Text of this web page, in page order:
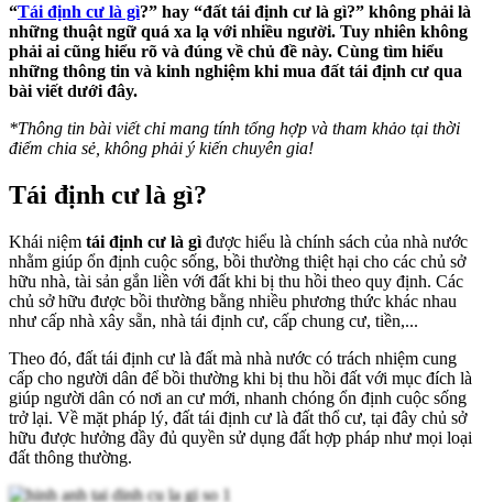
“Tái định cư là gì?” hay “đất tái định cư là gì?” không phải là
những thuật ngữ quá xa lạ với nhiều người. Tuy nhiên không
phải ai cũng hiểu rõ và đúng về chủ đề này. Cùng tìm hiểu
những thông tin và kinh nghiệm khi mua đất tái định cư qua
bài viết dưới đây.
*Thông tin bài viết chỉ mang tính tổng hợp và tham khảo tại thời
điểm chia sẻ, không phải ý kiến chuyên gia!
Tái định cư là gì?
Khái niệm tái định cư là gì được hiểu là chính sách của nhà nước
nhằm giúp ổn định cuộc sống, bồi thường thiệt hại cho các chủ sở
hữu nhà, tài sản gắn liền với đất khi bị thu hồi theo quy định. Các
chủ sở hữu được bồi thường bằng nhiều phương thức khác nhau
như cấp nhà xây sẵn, nhà tái định cư, cấp chung cư, tiền,...
Theo đó, đất tái định cư là đất mà nhà nước có trách nhiệm cung
cấp cho người dân để bồi thường khi bị thu hồi đất với mục đích là
giúp người dân có nơi an cư mới, nhanh chóng ổn định cuộc sống
trở lại. Về mặt pháp lý, đất tái định cư là đất thổ cư, tại đây chủ sở
hữu được hưởng đầy đủ quyền sử dụng đất hợp pháp như mọi loại
đất thông thường.